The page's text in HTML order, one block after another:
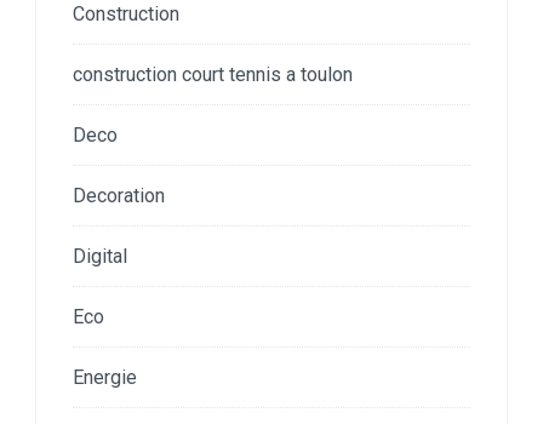
Construction
construction court tennis a toulon
Deco
Decoration
Digital
Eco
Energie